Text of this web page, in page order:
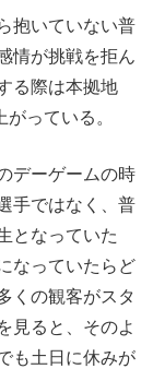
抱いていない普
情が挑戦を拒ん
る際は本拠地
っている。
デーゲームの時
手ではなく、普
となっていた
なっていたらど
くの観客がスタ
見ると、そのよ
も土日に休みが